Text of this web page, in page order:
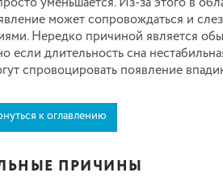
может сопровождаться и
Нередко причиной является
если длительность сна
спровоцировать появление
к оглавлению
ПРИЧИНЫ